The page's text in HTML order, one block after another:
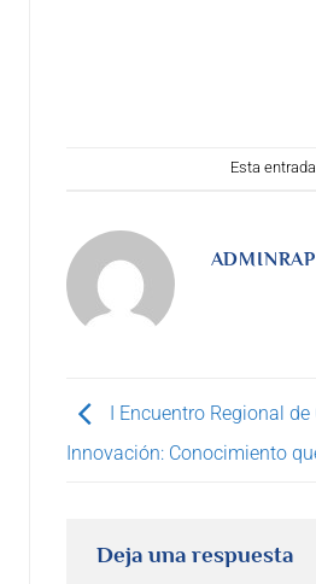
Esta
ADMINRAP
I Encuentro Regional
Innovación: Conocimiento
Deja una respuesta